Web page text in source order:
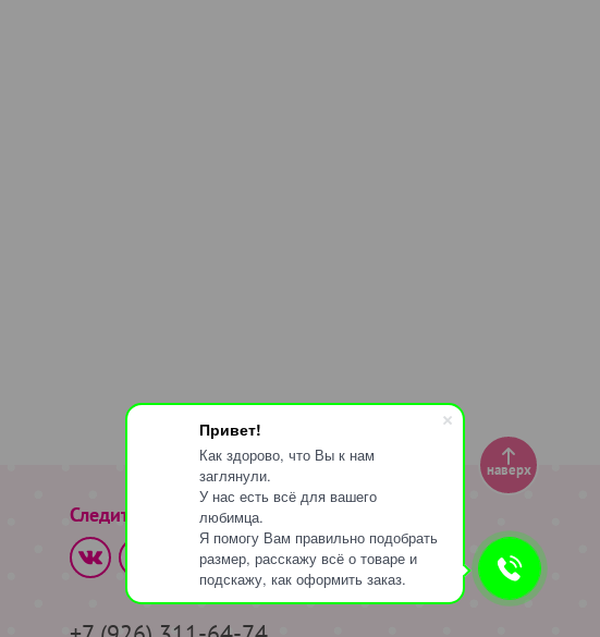
Привет!
Как здорово, что Вы к нам
заглянули.
У нас есть всё для вашего
любимца.
Я помогу Вам правильно подобрать
размер, расскажу всё о товаре и
подскажу, как оформить заказ.
Следите за нами
наверх